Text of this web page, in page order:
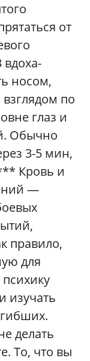
от
вдоха-
носом,
по
глаз и
Обычно
3-5 мин,
Кровь и
—
правило,
для
изучать
делать
То, что вы